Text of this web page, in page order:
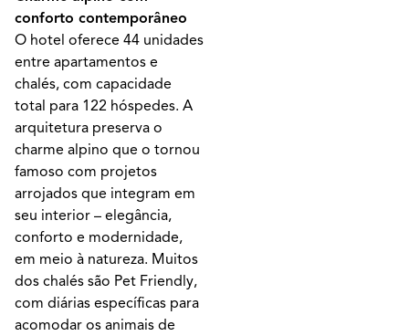
conforto contemporâneo
O hotel oferece 44 unidades
entre apartamentos e
chalés, com capacidade
total para 122 hóspedes. A
arquitetura preserva o
charme alpino que o tornou
famoso com projetos
arrojados que integram em
seu interior – elegância,
conforto e modernidade,
em meio à natureza. Muitos
dos chalés são Pet Friendly,
com diárias específicas para
acomodar os animais de